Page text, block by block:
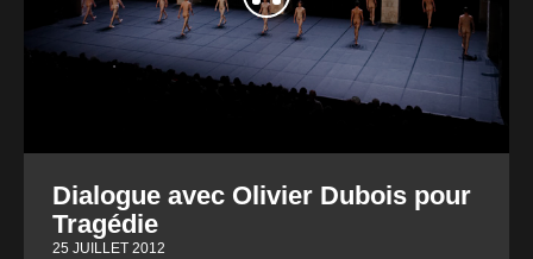
Dialogue avec Olivier Dubois pour
Tragédie
25 JUILLET 2012